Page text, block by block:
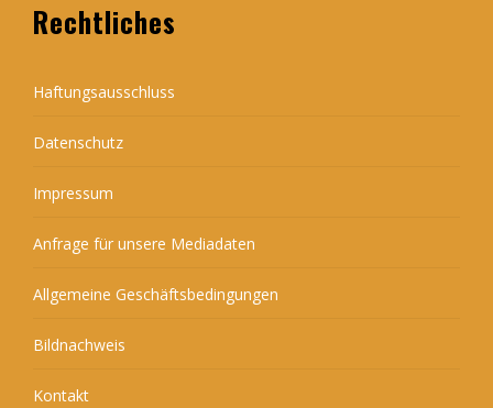
Rechtliches
Haftungsausschluss
Datenschutz
Impressum
Anfrage für unsere Mediadaten
Allgemeine Geschäftsbedingungen
Bildnachweis
Kontakt